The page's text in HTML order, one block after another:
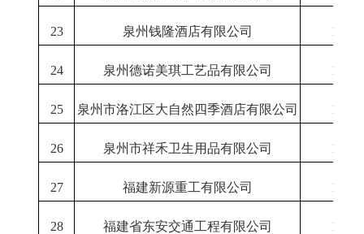
23 泉州钱隆酒店有限公司 1-12
24 泉州德诺美琪工艺品有限公司 1-12
25 泉州市洛江区大自然四季酒店有限公司 1-12
26 泉州市祥禾卫生用品有限公司 1-12
27 福建新源重工有限公司 1-12
28 福建省东安交通工程有限公司 1-12